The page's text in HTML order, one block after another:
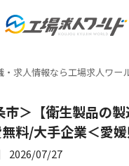
求人情報なら工場求人ワー
市＞【衛生製品の
料/大手企業＜愛
2026/07/27